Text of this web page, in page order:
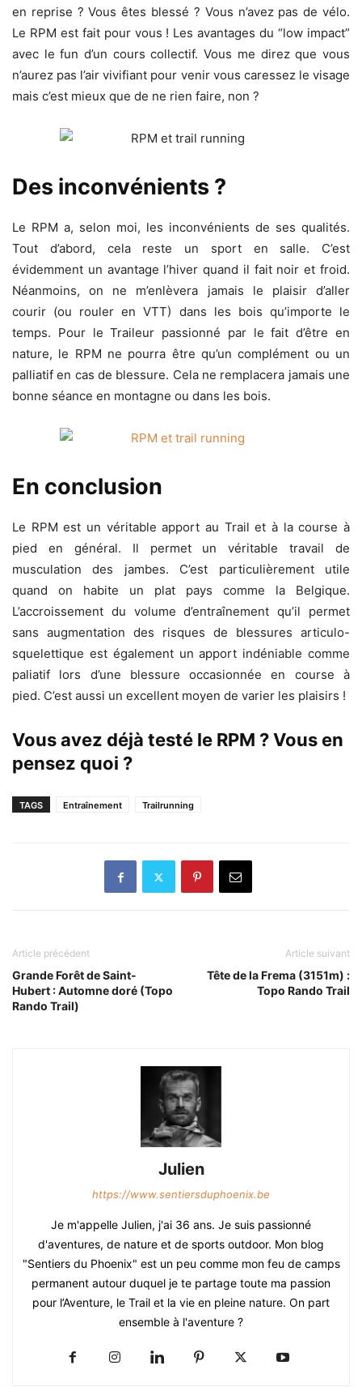
en reprise ? Vous êtes blessé ? Vous n’avez pas de vélo.
Le RPM est fait pour vous ! Les avantages du “low impact”
avec le fun d’un cours collectif. Vous me direz que vous
n’aurez pas l’air vivifiant pour venir vous caressez le visage
mais c’est mieux que de ne rien faire, non ?
Des inconvénients ?
Le RPM a, selon moi, les inconvénients de ses qualités.
Tout d’abord, cela reste un sport en salle. C’est
évidemment un avantage l’hiver quand il fait noir et froid.
Néanmoins, on ne m’enlèvera jamais le plaisir d’aller
courir (ou rouler en VTT) dans les bois qu’importe le
temps. Pour le Traileur passionné par le fait d’être en
nature, le RPM ne pourra être qu’un complément ou un
palliatif en cas de blessure. Cela ne remplacera jamais une
bonne séance en montagne ou dans les bois.
En conclusion
Le RPM est un véritable apport au Trail et à la course à
pied en général. Il permet un véritable travail de
musculation des jambes. C’est particulièrement utile
quand on habite un plat pays comme la Belgique.
L’accroissement du volume d’entraînement qu’il permet
sans augmentation des risques de blessures articulo-
squelettique est également un apport indéniable comme
paliatif lors d’une blessure occasionnée en course à
pied. C’est aussi un excellent moyen de varier les plaisirs !
Vous avez déjà testé le RPM ? Vous en
pensez quoi ?
TAGS Entraînement Trailrunning
Article précédent
Grande Forêt de Saint-
Hubert : Automne doré (Topo
Rando Trail)
Article suivant
Tête de la Frema (3151m) :
Topo Rando Trail
Julien
https://www.sentiersduphoenix.be
Je m'appelle Julien, j'ai 36 ans. Je suis passionné
d'aventures, de nature et de sports outdoor. Mon blog
"Sentiers du Phoenix" est un peu comme mon feu de camps
permanent autour duquel je te partage toute ma passion
pour l’Aventure, le Trail et la vie en pleine nature. On part
ensemble à l'aventure ?